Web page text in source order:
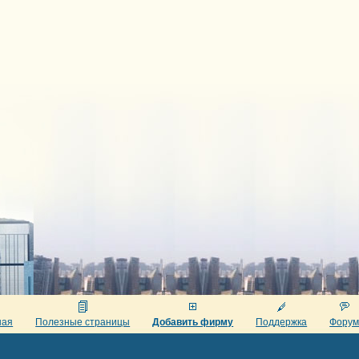
Полезные страницы Добавить фирму Поддержка Форум